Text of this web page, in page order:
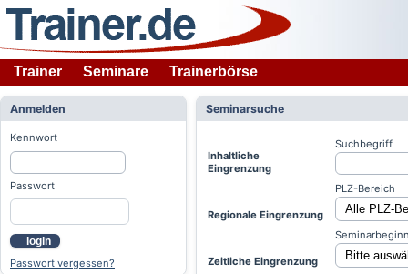
Trainer Seminare Trainerbörse
Anmelden
Kennwort
Passwort
login
Passwort vergessen?
Seminarsuche
Inhaltliche
Eingrenzung
Suchbegriff
Regionale Eingrenzung
PLZ-Bereich
Zeitliche Eingrenzung